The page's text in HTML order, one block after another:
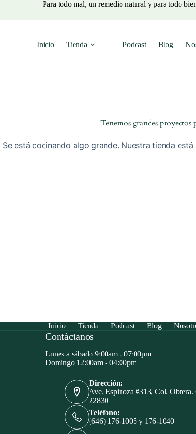
Para todo mal, un remedio natural y para todo
Inicio Tienda Podcast Blog
Tenemos grandes proyectos
Se está cocinando algo grande. Nuestra tienda
Inicio Tienda Podcast Blog
Contáctanos
Lunes a sábado 9:00am - 07:00pm
Domingo 12:00am - 04:00pm
Dirección:
Ave. Espinoza #313, Col. Obrera.
22830
Teléfono:
(646) 176-1005 y 176-1040